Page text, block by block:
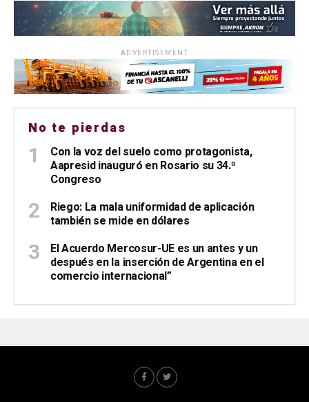
ADVERTISEMENT
No te pierdas
Con la voz del suelo como protagonista,
Aapresid inauguró en Rosario su 34.º
Congreso
Riego: La mala uniformidad de aplicación
también se mide en dólares
El Acuerdo Mercosur-UE es un antes y un
después en la inserción de Argentina en el
comercio internacional”